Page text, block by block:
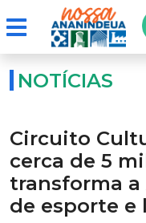
NOTÍCIAS
Circuito
cerca de 5
transforma a
de esporte e